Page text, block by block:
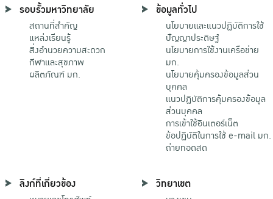
รอบรั้วมหาวิทยาลัย
สถานที่สำคัญ
แหล่งเรียนรู้
สิ่งอำนวยความสะดวก
กีฬาและสุขภาพ
ผลิตภัณฑ์ มก.
ข้อมูลทั่วไป
นโยบายและแนวปฏิบัติการใช้
ปัญญาประดิษฐ์
นโยบายการใช้งานเครือข่าย
มก.
นโยบายคุ้มครองข้อมูลส่วน
บุคคล
แนวปฏิบัติการคุ้มครองข้อมูล
ส่วนบุคคล
การเข้าใช้อินเตอร์เน็ต
ข้อปฏิบัติในการใช้ e-mail มก.
ถ่ายทอดสด
ลิงก์ที่เกี่ยวข้อง วิทยาเขต